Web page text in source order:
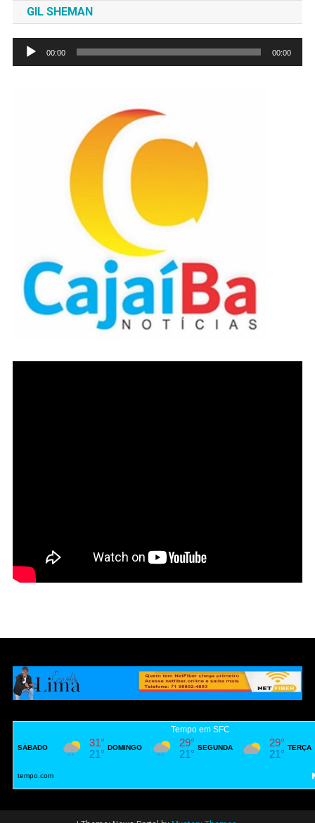
GIL SHEMAN
Tocador
00:00 00:00